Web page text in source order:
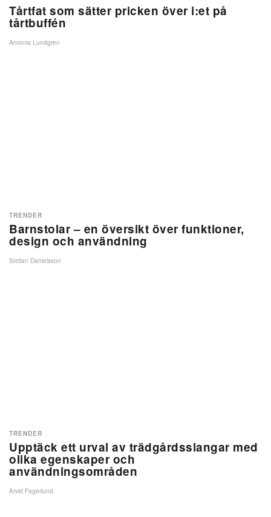
Tårtfat som sätter pricken över i:et på
tårtbuffén
Antonia Lundgren
Barnstolar – en översikt över funktioner,
design och användning
TRENDER
Stellan Danielsson
Upptäck ett urval av trädgårdsslangar med
olika egenskaper och
användningsområden
TRENDER
Arvid Fagerlund